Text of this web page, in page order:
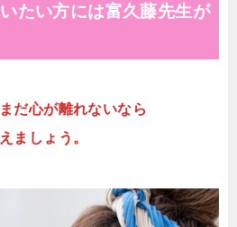
たい方には富久藤先生が
だ心が離れないなら
ましょう。